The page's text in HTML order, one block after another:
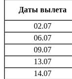
Даты вылета
02.07
06.07
09.07
13.07
14.07